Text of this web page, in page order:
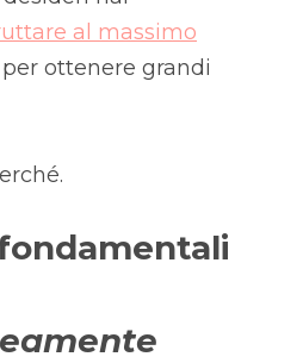
al massimo
per ottenere grandi